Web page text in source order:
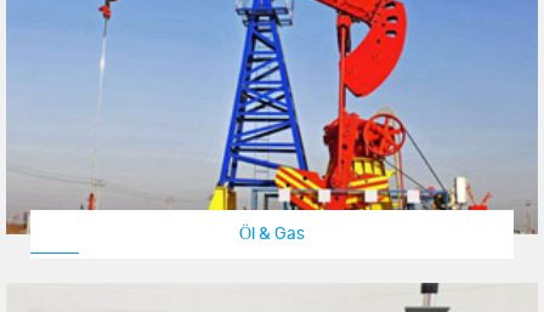
Öl & Gas